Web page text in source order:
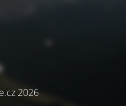
2026